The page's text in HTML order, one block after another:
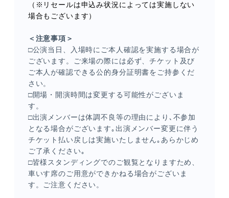
（※リセールは申込み状況によっては実施しない
場合もございます）
＜注意事項＞
□公演当日、入場時にご本人確認を実施する場合が
ございます。ご来場の際には必ず、チケット及び
ご本人が確認できる公的身分証明書をご持参くだ
さい。
□開場・開演時間は変更する可能性がございま
す。
□出演メンバーは体調不良等の理由により､不参加
となる場合がございます｡出演メンバー変更に伴う
チケット払い戻しは実施いたしません｡あらかじめ
ご了承ください｡
□皆様スタンディングでのご観覧となりますため、
車いす席のご用意ができかねる場合がございま
す。ご注意ください。